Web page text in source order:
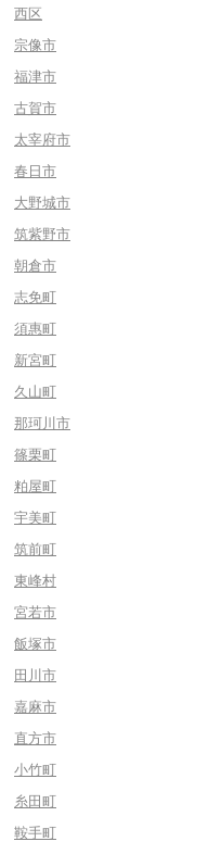
西区
宗像市
福津市
古賀市
太宰府市
春日市
大野城市
筑紫野市
朝倉市
志免町
須惠町
新宮町
久山町
那珂川市
篠栗町
粕屋町
宇美町
筑前町
東峰村
宮若市
飯塚市
田川市
嘉麻市
直方市
小竹町
糸田町
鞍手町